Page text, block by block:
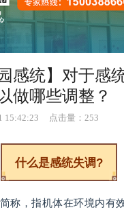
感统】对于感
做哪些调整？
15:42:23 点击量： 253
什么是感统失调?
称，指机体在环境内有